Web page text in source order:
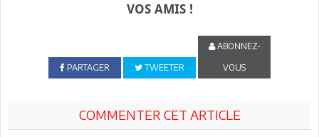
VOS AMIS !
PARTAGER TWEETER
ABONNEZ-
VOUS
COMMENTER CET ARTICLE